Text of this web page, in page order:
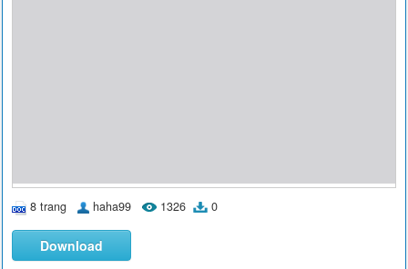
8 trang haha99 1326 0
Download